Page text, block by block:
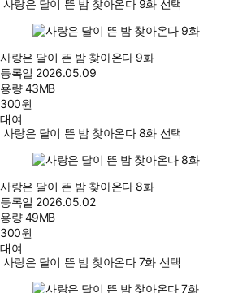
사랑은 달이 뜬 밤 찾아온다 9화 선택
사랑은 달이 뜬 밤 찾아온다 9화
등록일 2026.05.09
용량43MB
300원
대여
사랑은 달이 뜬 밤 찾아온다 8화 선택
사랑은 달이 뜬 밤 찾아온다 8화
등록일 2026.05.02
용량49MB
300원
대여
사랑은 달이 뜬 밤 찾아온다 7화 선택